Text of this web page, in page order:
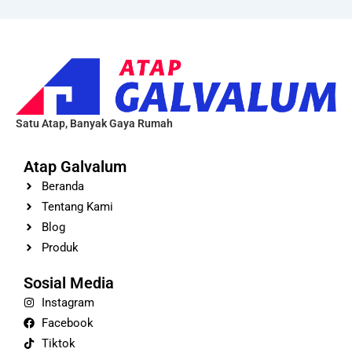
Satu Atap, Banyak Gaya Rumah
Atap Galvalum
Beranda
Tentang Kami
Blog
Produk
Sosial Media
Instagram
Facebook
Tiktok